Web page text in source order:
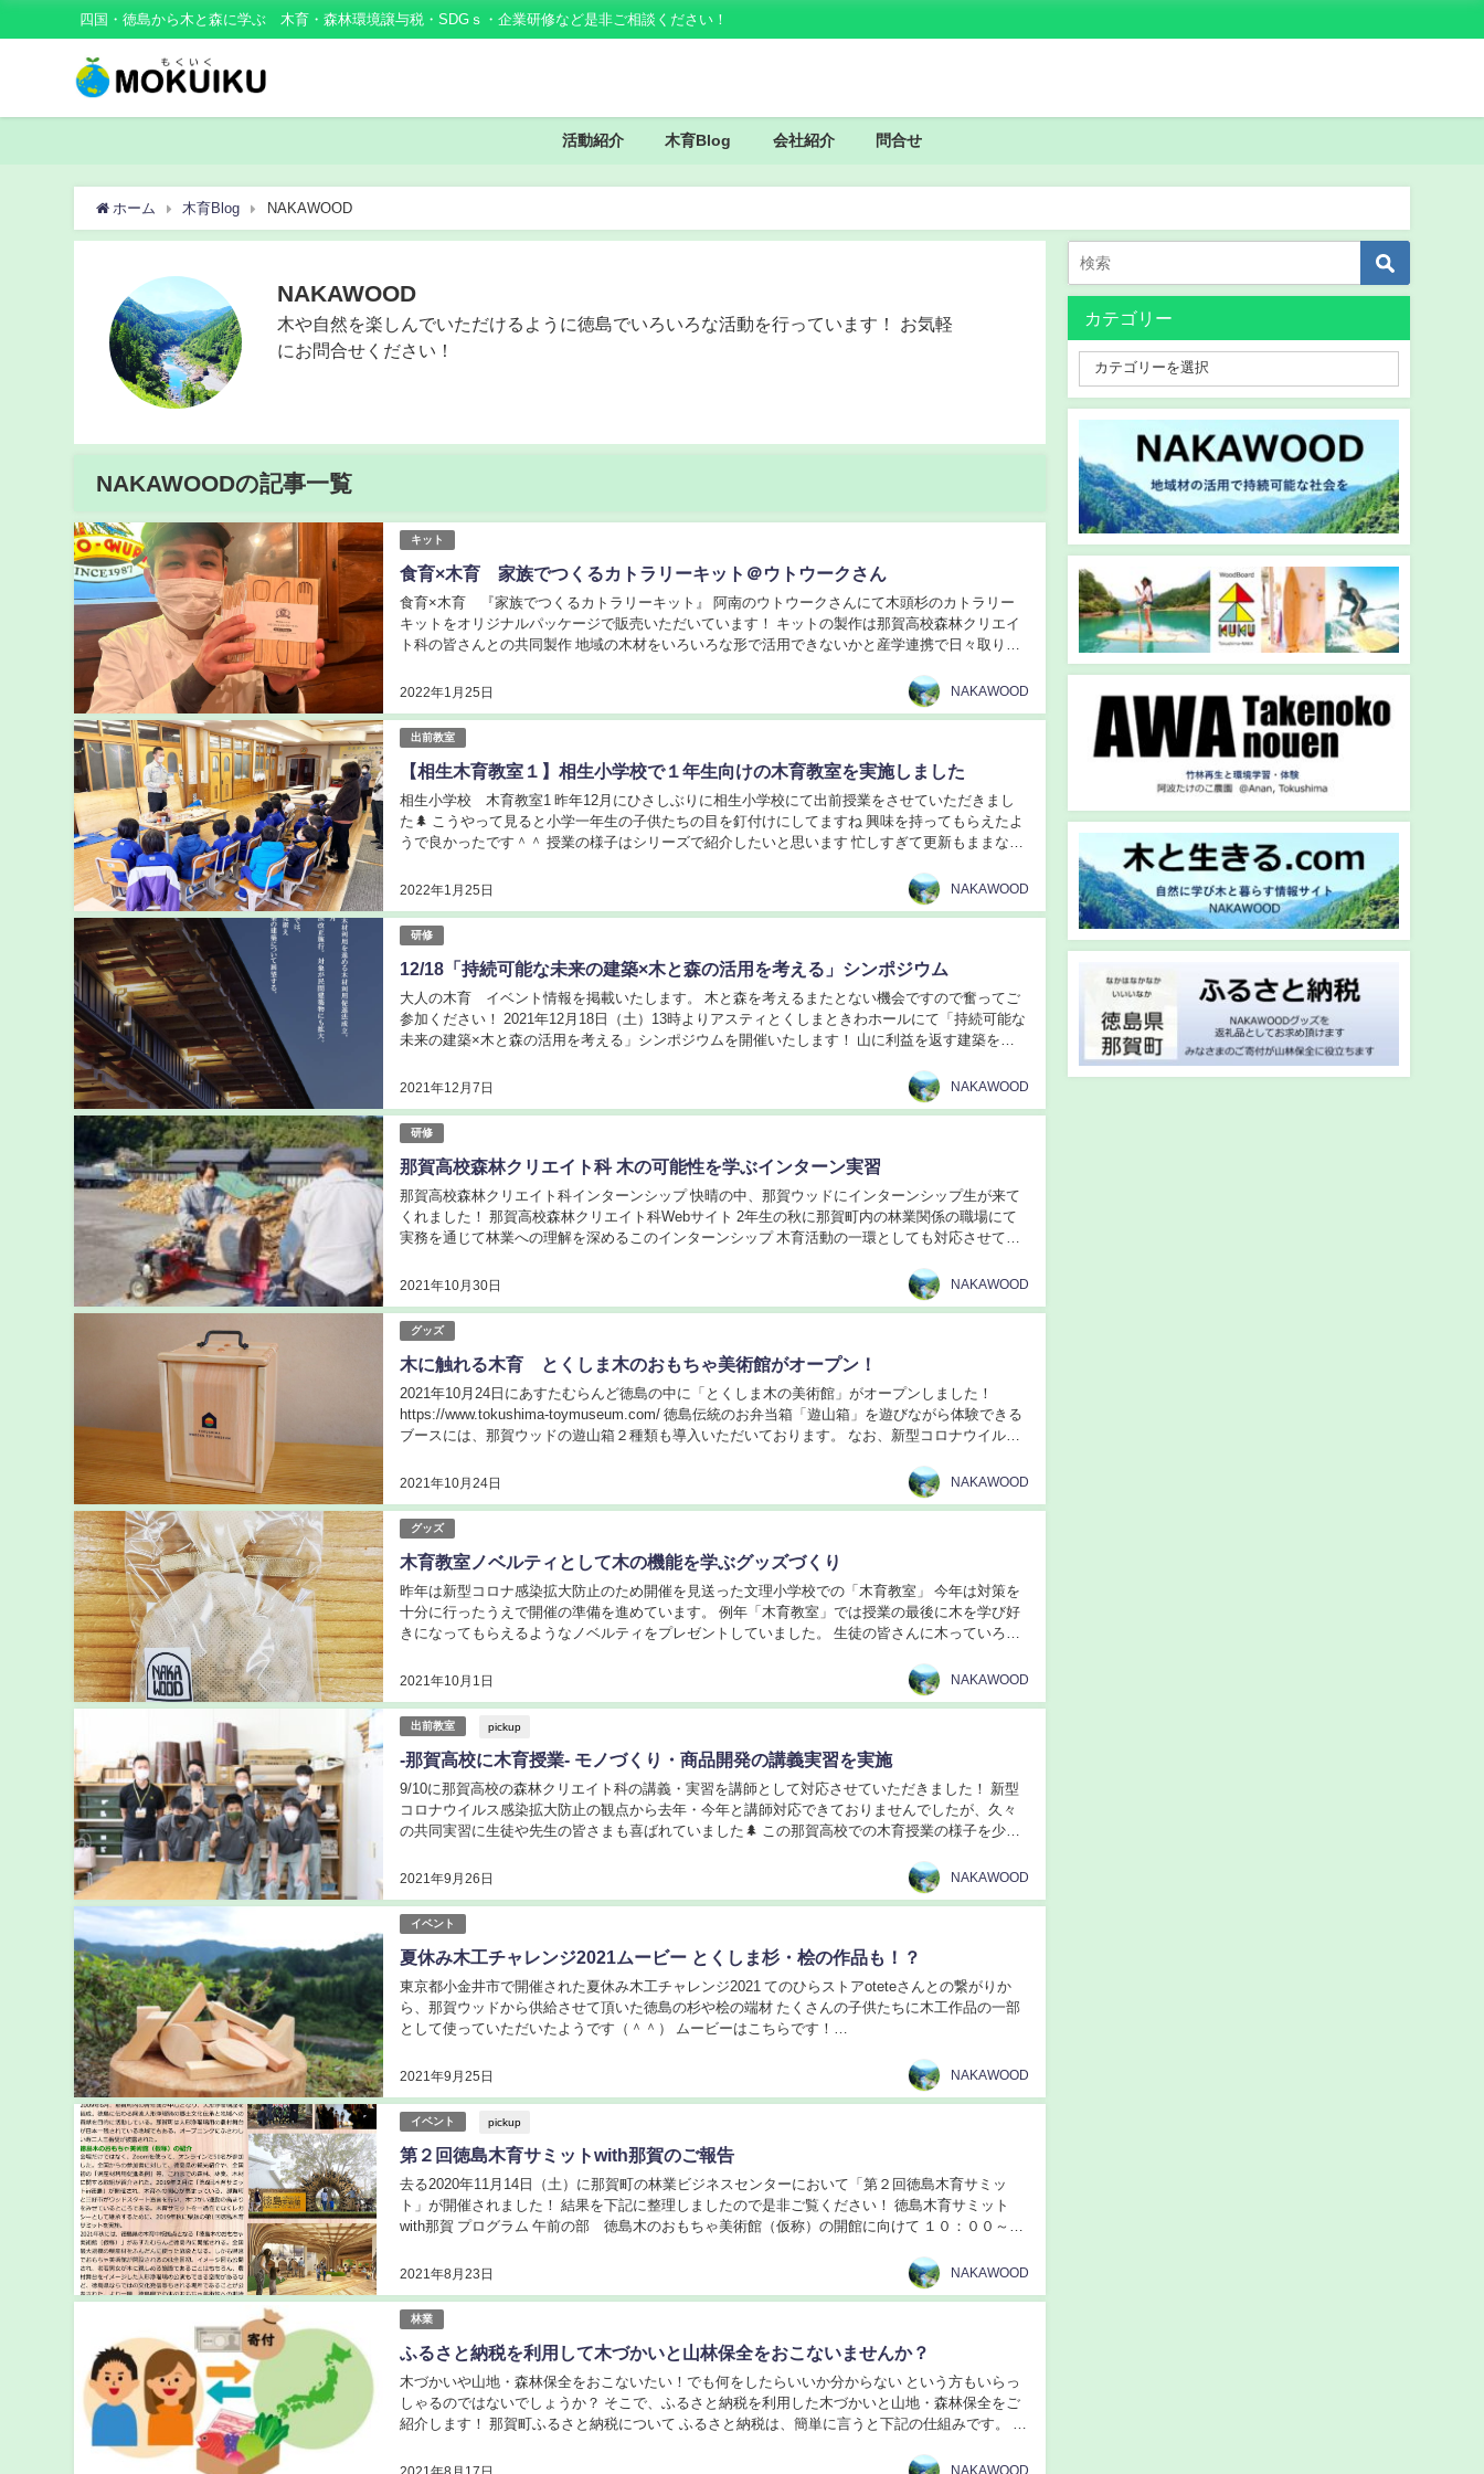
四国・徳島から木と森に学ぶ 木育・森林環境譲与税・SDGｓ・企業研修など是非ご相談ください！
活動紹介 木育Blog 会社紹介 問合せ
ホーム 木育Blog NAKAWOOD
NAKAWOOD
木や自然を楽しんでいただけるように徳島でいろいろな活動を行っています！ お気軽
にお問合せください！
NAKAWOODの記事一覧
キット
食育️×木育 家族でつくるカトラリーキット＠ウトウークさん
2022年1月25日
食育️×木育 『家族でつくるカトラリーキット』 阿南のウトウークさんにて木頭杉のカトラリー
キットをオリジナルパッケージで販売いただいています！ キットの製作は那賀高校森林クリエイ
ト科の皆さんとの共同製作 地域の木材をいろいろな形で活用できないかと産学連携で日々取り組
NAKAWOOD
出前教室
【相生木育教室１】相生小学校で１年生向けの木育教室を実施しました
2022年1月25日
相生小学校 木育教室1 昨年12月にひさしぶりに相生小学校にて出前授業をさせていただきまし
た🌲 こうやって見ると小学一年生の子供たちの目を釘付けにしてますね 興味を持ってもらえたよ
うで良かったです＾＾ 授業の様子はシリーズで紹介したいと思います 忙しすぎて更新もままなら
NAKAWOOD
研修
12/18「持続可能な未来の建築×木と森の活用を考える」シンポジウム
2021年12月7日
大人の木育 イベント情報を掲載いたします。 木と森を考えるまたとない機会ですので奮ってご
参加ください！ 2021年12月18日（土）13時よりアスティとくしまときわホールにて「持続可能な
未来の建築×木と森の活用を考える」シンポジウムを開催いたします！ 山に利益を返す建築を実
NAKAWOOD
研修
那賀高校森林クリエイト科 木の可能性を学ぶインターン実習
2021年10月30日
那賀高校森林クリエイト科インターンシップ 快晴の中、那賀ウッドにインターンシップ生が来て
くれました！ 那賀高校森林クリエイト科Webサイト 2年生の秋に那賀町内の林業関係の職場にて
実務を通じて林業への理解を深めるこのインターンシップ 木育活動の一環としても対応させて頂
NAKAWOOD
グッズ
木に触れる木育 とくしま木のおもちゃ美術館がオープン！
2021年10月24日
2021年10月24日にあすたむらんど徳島の中に「とくしま木の美術館」がオープンしました！
https://www.tokushima-toymuseum.com/ 徳島伝統のお弁当箱「遊山箱」を遊びながら体験できる
ブースには、那賀ウッドの遊山箱２種類も導入いただいております。 なお、新型コロナウイルス
NAKAWOOD
グッズ
木育教室ノベルティとして木の機能を学ぶグッズづくり
2021年10月1日
昨年は新型コロナ感染拡大防止のため開催を見送った文理小学校での「木育教室」 今年は対策を
十分に行ったうえで開催の準備を進めています。 例年「木育教室」では授業の最後に木を学び好
きになってもらえるようなノベルティをプレゼントしていました。 生徒の皆さんに木っていろん
NAKAWOOD
出前教室 pickup
-那賀高校に木育授業- モノづくり・商品開発の講義実習を実施
2021年9月26日
9/10に那賀高校の森林クリエイト科の講義・実習を講師として対応させていただきました！ 新型
コロナウイルス感染拡大防止の観点から去年・今年と講師対応できておりませんでしたが、久々
の共同実習に生徒や先生の皆さまも喜ばれていました🌲 この那賀高校での木育授業の様子を少し
NAKAWOOD
イベント
夏休み木工チャレンジ2021ムービー とくしま杉・桧の作品も！？
2021年9月25日
東京都小金井市で開催された夏休み木工チャレンジ2021 てのひらストアoteteさんとの繋がりか
ら、那賀ウッドから供給させて頂いた徳島の杉や桧の端材 たくさんの子供たちに木工作品の一部
として使っていただいたようです（＾＾） ムービーはこちらです！
NAKAWOOD
イベント pickup
第２回徳島木育サミットwith那賀のご報告
2021年8月23日
去る2020年11月14日（土）に那賀町の林業ビジネスセンターにおいて「第２回徳島木育サミッ
ト」が開催されました！ 結果を下記に整理しましたので是非ご覧ください！ 徳島木育サミット
with那賀 プログラム 午前の部 徳島木のおもちゃ美術館（仮称）の開館に向けて １０：００～１
NAKAWOOD
林業
ふるさと納税を利用して木づかいと山林保全をおこないませんか？
木づかいや山地・森林保全をおこないたい！でも何をしたらいいか分からない という方もいらっ
しゃるのではないでしょうか？ そこで、ふるさと納税を利用した木づかいと山地・森林保全をご
紹介します！ 那賀町ふるさと納税について ふるさと納税は、簡単に言うと下記の仕組みです。 ・
NAKAWOOD
カテゴリー